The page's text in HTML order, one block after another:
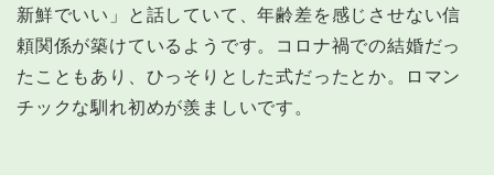
新鮮でいい」と話していて、年齢差を感じさせない信
頼関係が築けているようです。コロナ禍での結婚だっ
たこともあり、ひっそりとした式だったとか。ロマン
チックな馴れ初めが羨ましいです。